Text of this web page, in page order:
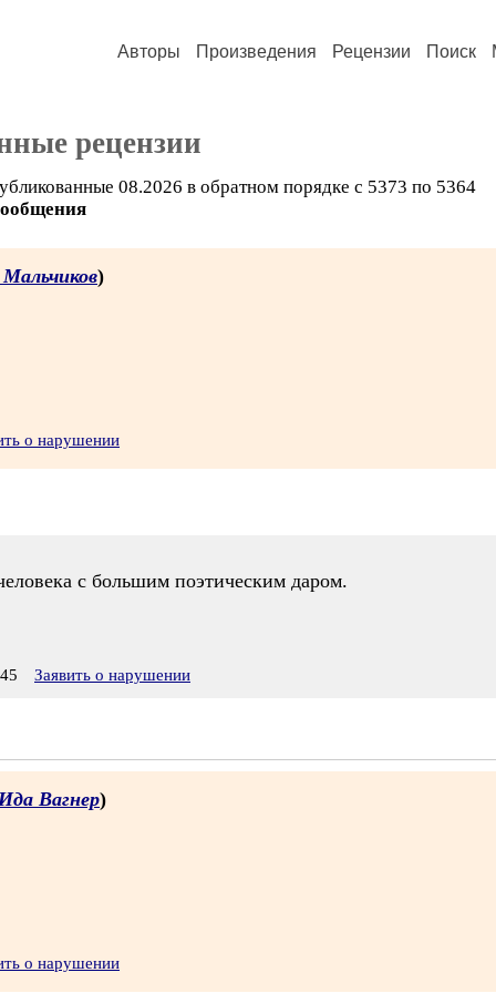
Авторы Произведения Рецензии Поиск
рецензии
08.2026 в обратном порядке с 5373 по 5364
)
о нарушении
с большим поэтическим даром.
Заявить о нарушении
Вагнер)
о нарушении